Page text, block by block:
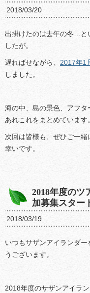
2018/03/20
出掛けたのは去年の冬…と
したが。
遅ればせながら、 2017年1
しました。
海の中、島の景色、アフタ
あれこれをまとめています。
次回は皆様も、ぜひご一
幸いです。
2018年度のツ
加募集スター
2018/03/19
いつもサザンアイランダ
うございます。
2018年度のサザンアイラ